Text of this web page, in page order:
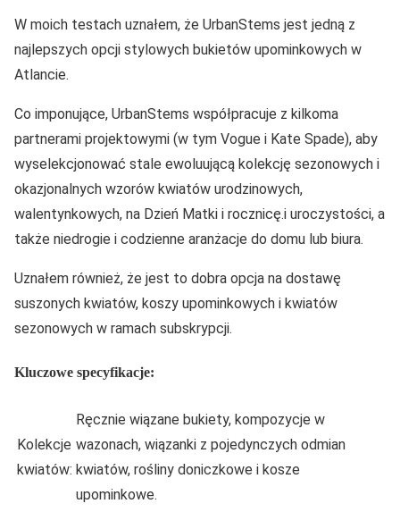
W moich testach uznałem, że UrbanStems jest jedną z
najlepszych opcji stylowych bukietów upominkowych w
Atlancie.
Co imponujące, UrbanStems współpracuje z kilkoma
partnerami projektowymi (w tym Vogue i Kate Spade), aby
wyselekcjonować stale ewoluującą kolekcję sezonowych i
okazjonalnych wzorów kwiatów urodzinowych,
walentynkowych, na Dzień Matki i rocznicę.i uroczystości, a
także niedrogie i codzienne aranżacje do domu lub biura.
Uznałem również, że jest to dobra opcja na dostawę
suszonych kwiatów, koszy upominkowych i kwiatów
sezonowych w ramach subskrypcji.
Kluczowe specyfikacje:
Kolekcje
kwiatów:
Ręcznie wiązane bukiety, kompozycje w
wazonach, wiązanki z pojedynczych odmian
kwiatów, rośliny doniczkowe i kosze
upominkowe.